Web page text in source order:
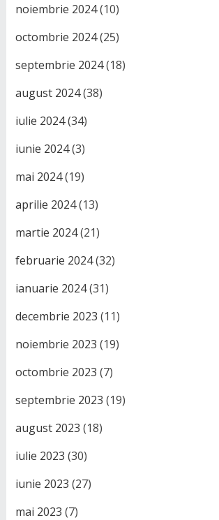
noiembrie 2024(10)
octombrie 2024(25)
septembrie 2024(18)
august 2024(38)
iulie 2024(34)
iunie 2024(3)
mai 2024(19)
aprilie 2024(13)
martie 2024(21)
februarie 2024(32)
ianuarie 2024(31)
decembrie 2023 (11)
noiembrie 2023 (19)
octombrie 2023 (7)
septembrie 2023 (19)
august 2023 (18)
iulie 2023 (30)
iunie 2023 (27)
mai 2023 (7)